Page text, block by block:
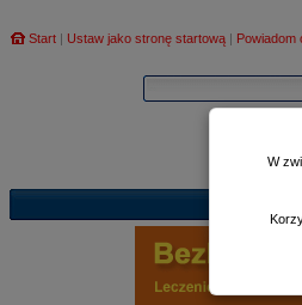
Start | Ustaw jako stronę startową | Powiadom
W